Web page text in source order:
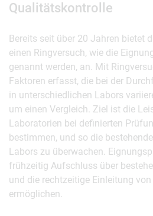
Qualitätskontrolle
Bereits seit über 20 Jahren bietet
einen Ringversuch, wie die
genannt werden, an. Mit
Faktoren erfasst, die bei der
in unterschiedlichen Labors
um einen Vergleich. Ziel ist die
Laboratorien bei definierten
bestimmen, und so die
Labors zu überwachen.
frühzeitig Aufschluss über
und die rechtzeitige Einleitung
ermöglichen.